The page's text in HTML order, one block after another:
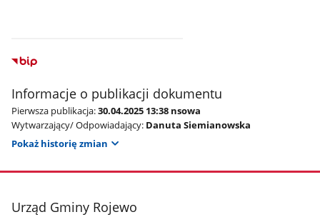
Informacje o publikacji dokumentu
Pierwsza publikacja:30.04.2025 13:38 nsowa
Wytwarzający/ Odpowiadający: Danuta Siemianowska
Pokaż historię zmian
stopka
Urząd Gminy Rojewo